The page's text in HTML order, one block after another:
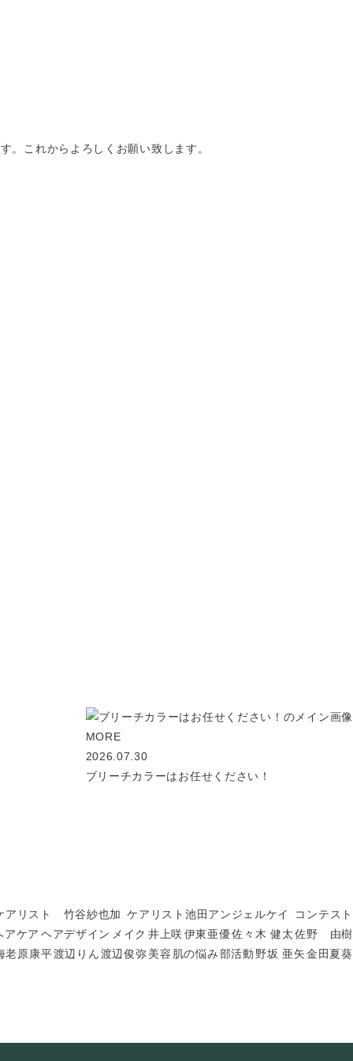
。これからよろしくお願い致します。
MORE
2026.07.30
ブリーチカラーはお任せください！
アリスト 竹谷紗也加 ケアリスト池田アンジェルケイ
コンテスト
アケア ヘアデザイン メイク 井上咲伊東亜優佐々木 健太 佐野 由樹
老原康平渡辺りん渡辺俊弥美容 肌の悩み部活動 野坂 亜矢金田夏葵